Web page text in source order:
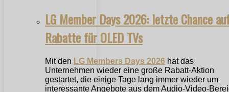
LG Member Days 2026: letzte Chance
Rabatte für OLED TVs
Mit den LG Members Days 2026 hat das
Unternehmen wieder eine große Rabatt-Aktion
gestartet, die einige Tage lang immer wieder um
interessante Angebote aus dem Audio-Video-